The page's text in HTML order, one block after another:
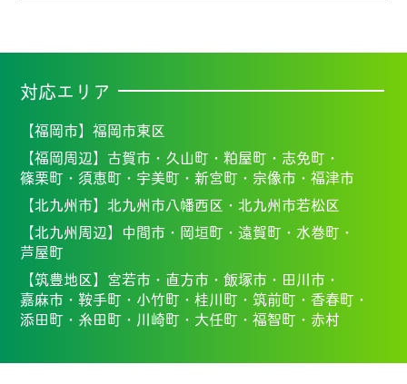
対応エリア
【福岡市】福岡市東区
【福岡周辺】 古賀市・ 久山町・粕屋町・ 志免町・
篠栗町・ 須恵町・ 宇美町・新宮町・ 宗像市・福津市
【北九州市】北九州市八幡西区・北九州市若松区
【北九州周辺】 中間市・ 岡垣町・遠賀町・ 水巻町・
芦屋町
【筑豊地区】 宮若市・ 直方市・飯塚市・ 田川市・
嘉麻市・鞍手町・ 小竹町・桂川町・ 筑前町・香春町・
添田町・ 糸田町・ 川崎町・ 大任町・福智町・ 赤村